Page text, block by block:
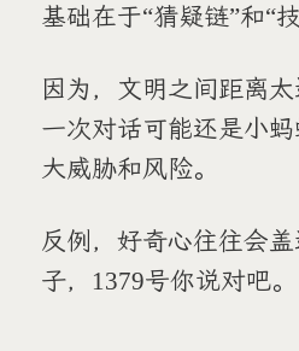
基础在于“猜疑链”和“
因为，文明之间距离
一次对话可能还是小
大威胁和风险。
反例，好奇心往往会
子，1379号你说对吧。